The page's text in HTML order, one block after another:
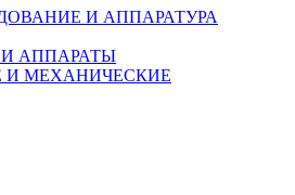
И АППАРАТУРА
АППАРАТЫ
И МЕХАНИЧЕСКИЕ